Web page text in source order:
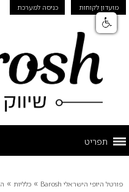
מועדון לקוחות כניסה למערכת
תפריט
פורטל היופי הישראלי Barosh » כלליות »